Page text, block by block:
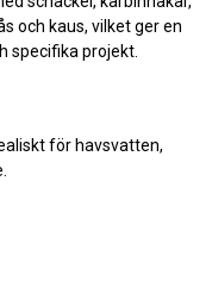
och kaus, vilket ger en
specifika projekt.
för havsvatten,